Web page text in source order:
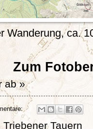
Wanderung, ca.
Zum
ab »
Triebener Tauern